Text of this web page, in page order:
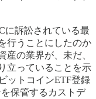
に訴訟されている最
行うことにしたのか
産の業界が、未だ、
立っていることを示
ットコインETF登録
保管するカストデ